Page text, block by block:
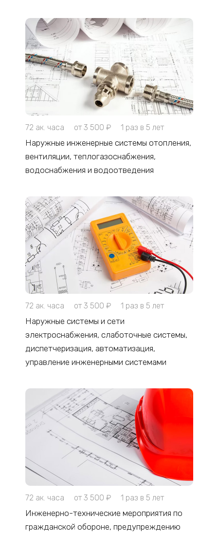
72 ак. часа от 3 500 ₽ 1 раз в 5 лет
Наружные инженерные системы отопления,
вентиляции, теплогазоснабжения,
водоснабжения и водоотведения
72 ак. часа от 3 500 ₽ 1 раз в 5 лет
Наружные системы и сети
электроснабжения, слаботочные системы,
диспетчеризация, автоматизация,
управление инженерными системами
72 ак. часа от 3 500 ₽ 1 раз в 5 лет
Инженерно-технические мероприятия по
гражданской обороне, предупреждению